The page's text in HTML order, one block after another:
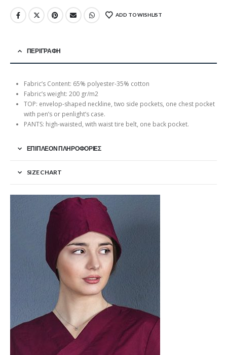
ADD TO WISHLIST
ΠΕΡΙΓΡΑΦΉ
Fabric’s Content: 65% polyester-35% cotton
Fabric’s weight: 200 gr/m2
TOP: envelop-shaped neckline, two side pockets, one chest pocket
with pen’s or penlight’s case.
PANTS: high-waisted, with waist tire belt, one back pocket.
ΕΠΙΠΛΈΟΝ ΠΛΗΡΟΦΟΡΊΕΣ
SIZE CHART